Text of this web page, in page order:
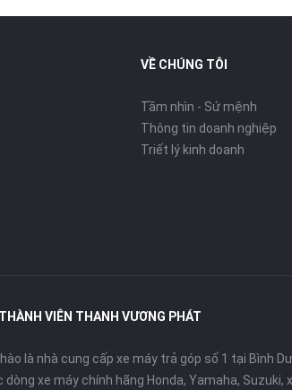
VỀ CHÚNG TÔI
Tầm nhìn - Sứ mệnh
Thông tin doanh nghiệp
Triết lý kinh doanh
VIÊN THANH VƯƠNG PHÁT
là nhà cung cấp xe máy trả góp số 1 tại Bình
dòng xe máy chính hãng Honda, Yamaha, Suzuki,